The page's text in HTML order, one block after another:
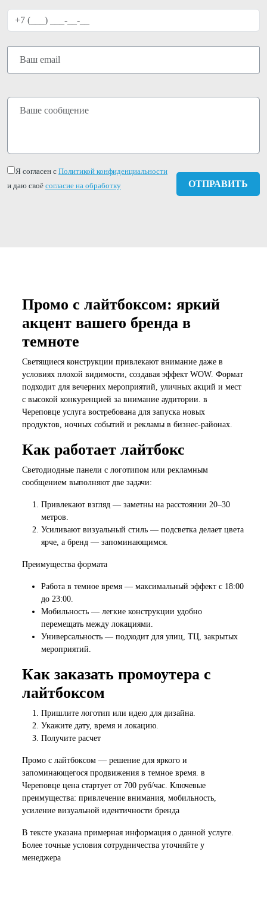
Я согласен с Политикой конфиденциальности
и даю своё согласие на обработку
Промо с лайтбоксом: яркий
акцент вашего бренда в
темноте
Светящиеся конструкции привлекают внимание даже в
условиях плохой видимости, создавая эффект WOW. Формат
подходит для вечерних мероприятий, уличных акций и мест
с высокой конкуренцией за внимание аудитории. в
Череповце услуга востребована для запуска новых
продуктов, ночных событий и рекламы в бизнес-районах.
Как работает лайтбокс
Светодиодные панели с логотипом или рекламным
сообщением выполняют две задачи:
Привлекают взгляд — заметны на расстоянии 20–30
метров.
Усиливают визуальный стиль — подсветка делает цвета
ярче, а бренд — запоминающимся.
Преимущества формата
Работа в темное время — максимальный эффект с 18:00
до 23:00.
Мобильность — легкие конструкции удобно
перемещать между локациями.
Универсальность — подходит для улиц, ТЦ, закрытых
мероприятий.
Как заказать промоутера с
лайтбоксом
Пришлите логотип или идею для дизайна.
Укажите дату, время и локацию.
Получите расчет
Промо с лайтбоксом — решение для яркого и
запоминающегося продвижения в темное время. в
Череповце цена стартует от 700 руб/час. Ключевые
преимущества: привлечение внимания, мобильность,
усиление визуальной идентичности бренда
В тексте указана примерная информация о данной услуге.
Более точные условия сотрудничества уточняйте у
менеджера